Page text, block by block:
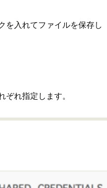
を入れてファイルを保存し
れ指定します。